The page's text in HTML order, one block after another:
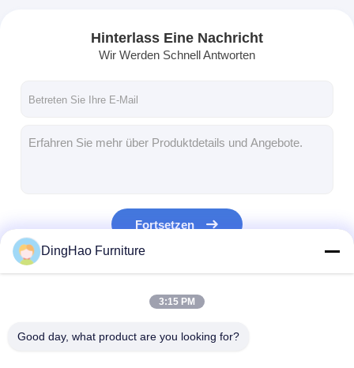
Hinterlass Eine Nachricht
Wir Werden Schnell Antworten
Fortsetzen
DingHao Furniture
3:15 PM
Good day, what product are you looking for?